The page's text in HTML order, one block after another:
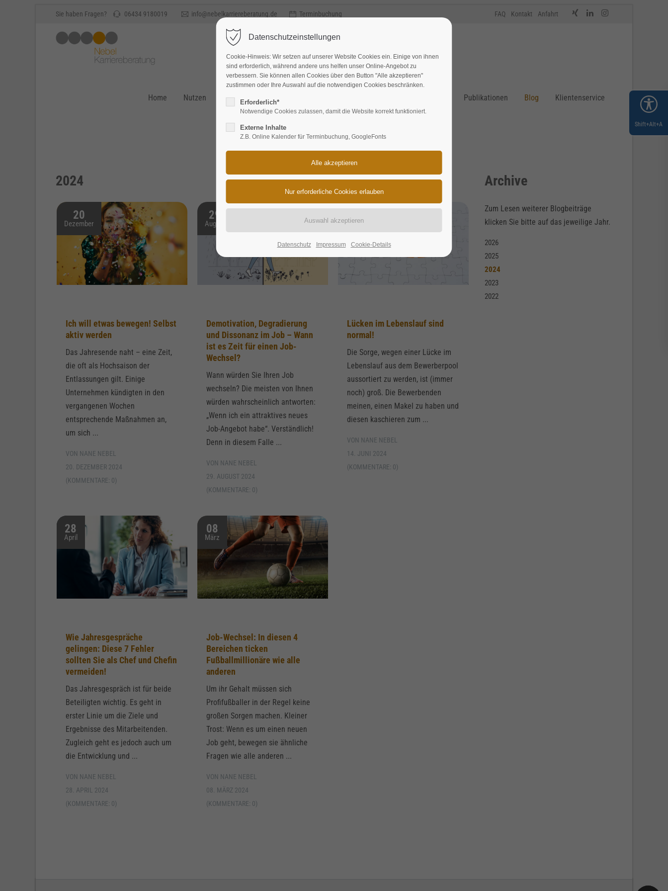
Sie haben Fragen? 06434 9180019 info@nebelkarriereberatung.de Terminbuchung FAQ Kontakt Anfahrt
Home Nutzen Methode Leistungen Publikationen Blog Klientenservice
2024
20
Dezember
Ich will etwas bewegen! Selbst
aktiv werden
Das Jahresende naht – eine Zeit,
die oft als Hochsaison der
Entlassungen gilt. Einige
Unternehmen kündigten in den
vergangenen Wochen
entsprechende Maßnahmen an,
um sich ...
VON NANE NEBEL
20. DEZEMBER 2024
(KOMMENTARE: 0)
29
August
Demotivation, Degradierung
und Dissonanz im Job – Wann
ist es Zeit für einen Job-
Wechsel?
Wann würden Sie Ihren Job
wechseln? Die meisten von Ihnen
würden wahrscheinlich antworten:
„Wenn ich ein attraktives neues
Job-Angebot habe“. Verständlich!
Denn in diesem Falle ...
VON NANE NEBEL
29. AUGUST 2024
(KOMMENTARE: 0)
14
Juni
Lücken im Lebenslauf sind
normal!
Die Sorge, wegen einer Lücke im
Lebenslauf aus dem Bewerberpool
aussortiert zu werden, ist (immer
noch) groß. Die Bewerbenden
meinen, einen Makel zu haben und
diesen kaschieren zum ...
VON NANE NEBEL
14. JUNI 2024
(KOMMENTARE: 0)
28
April
Wie Jahresgespräche
gelingen: Diese 7 Fehler
sollten Sie als Chef und Chefin
vermeiden!
Das Jahresgespräch ist für beide
Beteiligten wichtig. Es geht in
erster Linie um die Ziele und
Ergebnisse des Mitarbeitenden.
Zugleich geht es jedoch auch um
die Entwicklung und ...
VON NANE NEBEL
28. APRIL 2024
(KOMMENTARE: 0)
08
März
Job-Wechsel: In diesen 4
Bereichen ticken
Fußballmillionäre wie alle
anderen
Um ihr Gehalt müssen sich
Profifußballer in der Regel keine
großen Sorgen machen. Kleiner
Trost: Wenn es um einen neuen
Job geht, bewegen sie ähnliche
Fragen wie alle anderen ...
VON NANE NEBEL
08. MÄRZ 2024
(KOMMENTARE: 0)
Archive
Zum Lesen weiterer Blogbeiträge
klicken Sie bitte auf das jeweilige Jahr.
2026
2025
2024
2023
2022
Datenschutzeinstellungen
Cookie-Hinweis: Wir setzen auf unserer Website Cookies ein. Einige von ihnen
sind erforderlich, während andere uns helfen unser Online-Angebot zu
verbessern. Sie können allen Cookies über den Button "Alle akzeptieren"
zustimmen oder Ihre Auswahl auf die notwendigen Cookies beschränken.
Erforderlich*
Notwendige Cookies zulassen, damit die Website korrekt funktioniert.
Externe Inhalte
Z.B. Online Kalender für Terminbuchung, GoogleFonts
Datenschutz Impressum Cookie-Details
Shift+Alt+A